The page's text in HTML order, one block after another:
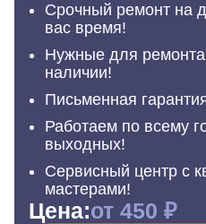
Срочный ремонт на
вас время!
Нужные для ремонта
наличии!
Письменная
Работаем по всему
выходных!
Сервисный центр с
мастерами!
Цена:от 450 ₽